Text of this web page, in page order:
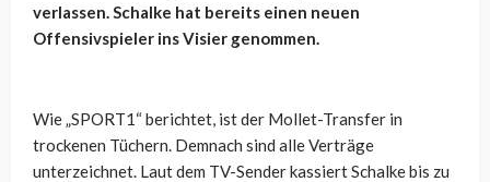
verlassen. Schalke hat bereits einen neuen
Offensivspieler ins Visier genommen.
Wie „SPORT1“ berichtet, ist der Mollet-Transfer in
trockenen Tüchern. Demnach sind alle Verträge
unterzeichnet. Laut dem TV-Sender kassiert Schalke bis zu